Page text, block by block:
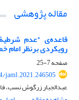
مقاله پژوهشی
قاعده‌ی "عدم شرطیة
رویکردی برنظر امام
صفحه7-25
jaml.2021.246505
عبدالجبار زرگوش نسب،